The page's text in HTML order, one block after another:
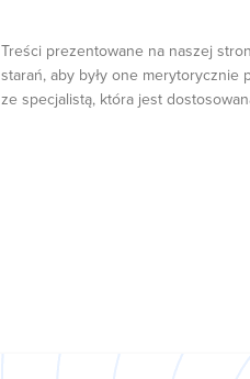
https://pubmed.ncbi.nlm.nih.gov/
human ventral striatum correlates
Amphetamine-induced loss of
cocaine-sensitive mechanism
Treści prezentowane na naszej
starań, aby były one merytorycznie
ze specjalistą, która jest